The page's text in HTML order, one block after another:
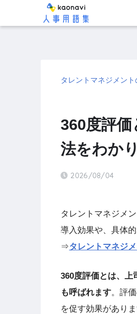
タレントマネジメン
360度評
法をわか
2026/08/04
タレントマネジメ
導入効果や、具体
⇒タレントマネジ
360度評価とは、上
も呼ばれます。評
を促す効果がありま